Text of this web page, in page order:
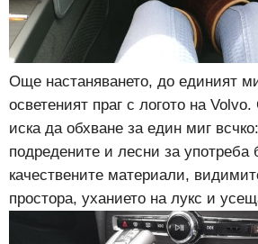
Още настаняването, до единият
осветеният праг с логото на
иска да обхване за един миг
подредените и лесни за употреба
качествените материали,
простора, уханието на лукс и